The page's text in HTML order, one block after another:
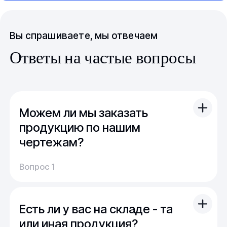
Вы спрашиваете, мы отвечаем
Ответы на частые вопросы
Можем ли мы заказать
продукцию по нашим
чертежам?
Вы можете отправить свой чертеж/проект
(в т.ч. примерный) с техническим заданием.
Мы можем изготовить для вас как мелкую
продукцию (метизы, точеные отводы,
Вопрос 1
Есть ли у вас на складе - та
или иная продукция?